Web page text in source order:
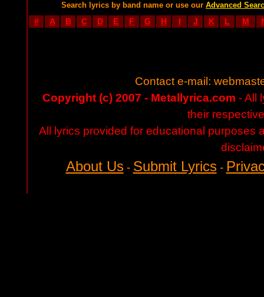
Search lyrics by band name or use our Advanced
# A B C D E F G H I J K L M
Contact e-mail:
Copyright (c) 2007 - Metallyrica.com - All
their
All lyrics provided for educational purposes
About Us- Submit Lyrics-